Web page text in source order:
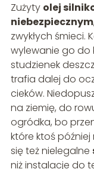
Zużyty olej
niebezpiecznym
zwykłych
wylewanie go do
studzienek
trafia dalej do
cieków.
na ziemię, do
ogródka, bo
które ktoś później
się też nielegalne
niż instalacje do